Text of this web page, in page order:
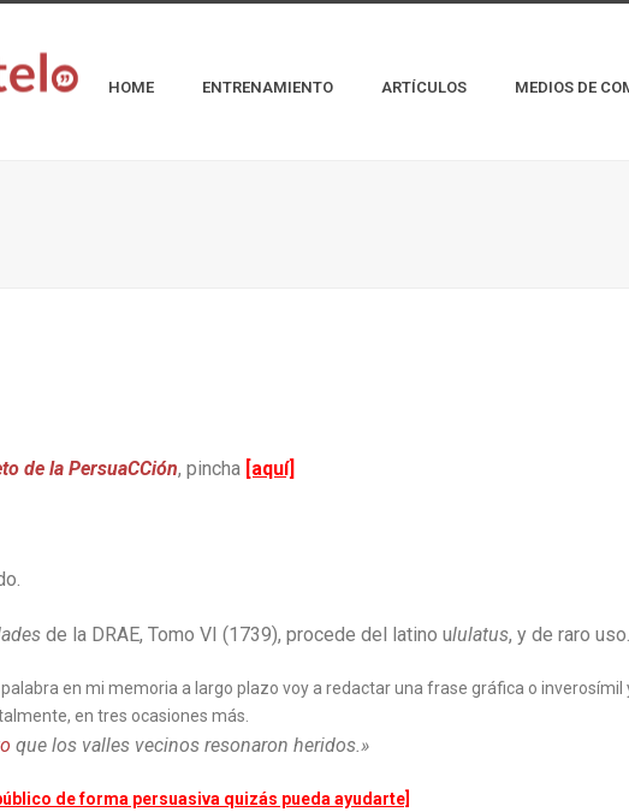
HOME ENTRENAMIENTO ARTÍCULOS MEDIOS DE
de la PersuaCCión, pincha [aquí]
de la DRAE, Tomo VI (1739), procede del latino ululatus, y de raro uso.
en mi memoria a largo plazo voy a redactar una frase gráfica o inverosímil
en tres ocasiones más.
que los valles vecinos resonaron heridos.»
de forma persuasiva quizás pueda ayudarte]